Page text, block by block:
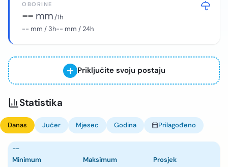
OBORINE
-- mm/ 1h
-- mm / 3h-- mm / 24h
Priključite svoju postaju
Statistika
Danas Jučer Mjesec Godina Prilagođeno
--
Minimum
Maksimum Prosjek